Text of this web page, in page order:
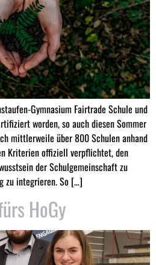
Gymnasium Fairtrade Schule und
worden, so auch diesen Sommer
mittlerweile über 800 Schulen anhand
Kriterien offiziell verpflichtet, den
der Schulgemeinschaft zu
zu integrieren. So […]
HoGy